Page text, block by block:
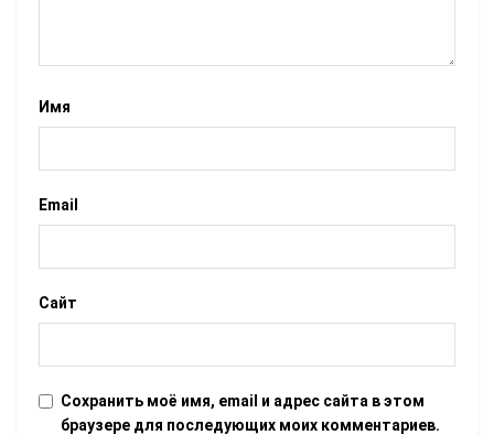
Имя
Email
Сайт
Сохранить моё имя, email и адрес сайта в этом
браузере для последующих моих комментариев.